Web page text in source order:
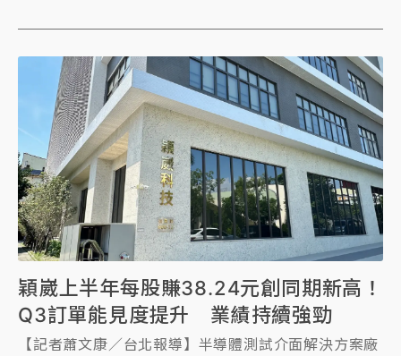
穎崴上半年每股賺38.24元創同期新高！
Q3訂單能見度提升 業績持續強勁
【記者蕭文康／台北報導】半導體測試介面解決方案廠